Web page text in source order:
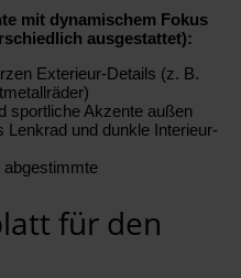
mit dynamischem Fokus
ausgestattet):
Exterieur-Details (z. B.
sportliche Akzente außen
und dunkle Interieur-
abgestimmte
für den